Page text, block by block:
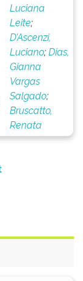
Luciana
Leite;
D’Ascenzi,
Luciano;Dias,
Gianna
Vargas
Salgado;
Bruscatto,
Renata